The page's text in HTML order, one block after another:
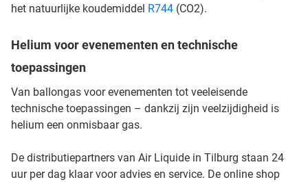
het natuurlijke koudemiddel R744 (CO2).
Helium voor evenementen en technische
toepassingen
Van ballongas voor evenementen tot veeleisende
technische toepassingen – dankzij zijn veelzijdigheid is
helium een onmisbaar gas.
De distributiepartners van Air Liquide in Tilburg staan 24
uur per dag klaar voor advies en service. De online shop